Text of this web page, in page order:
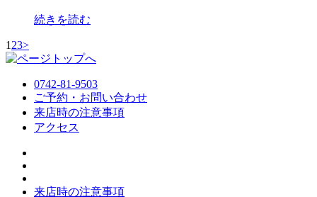
続きを読む
1 23>
0742-81-9503
ご予約・お問い合わせ
来店時の注意事項
アクセス
来店時の注意事項